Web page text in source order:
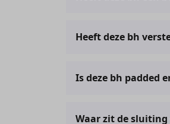
Heeft deze bh
Is deze bh padded
Waar zit de sluiting